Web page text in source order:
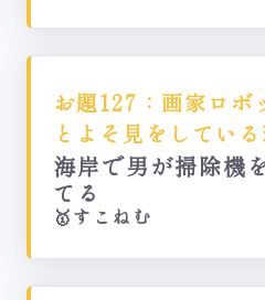
お題127：画家ロボ
とよそ見をしてい
海岸で男が掃除機
てる
🥇すこねむ